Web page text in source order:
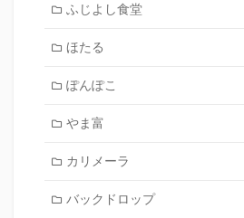
ふじよし食堂
ほたる
ぽんぽこ
やま富
カリメーラ
バックドロップ